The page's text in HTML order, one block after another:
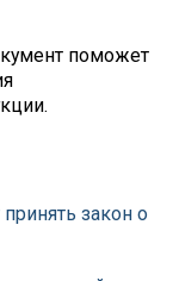
поможет
принять закон о